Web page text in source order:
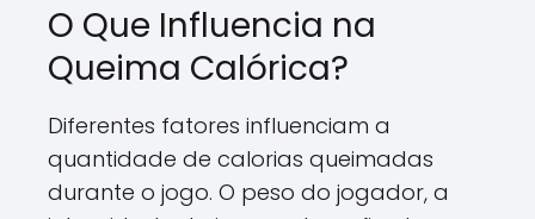
O Que Influencia na
Queima Calórica?
Diferentes fatores influenciam a
quantidade de calorias queimadas
durante o jogo. O peso do jogador, a